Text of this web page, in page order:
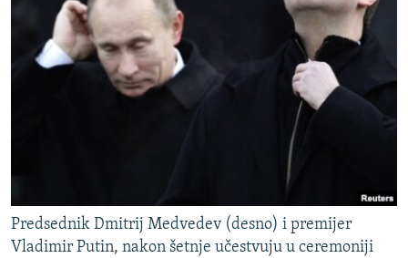
Predsednik Dmitrij Medvedev (desno) i premijer
Vladimir Putin, nakon šetnje učestvuju u ceremoniji